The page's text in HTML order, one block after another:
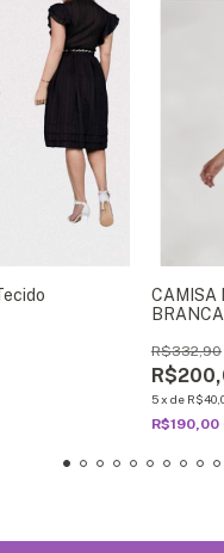
CAMISA
R$332,90
5x de
R$190,00